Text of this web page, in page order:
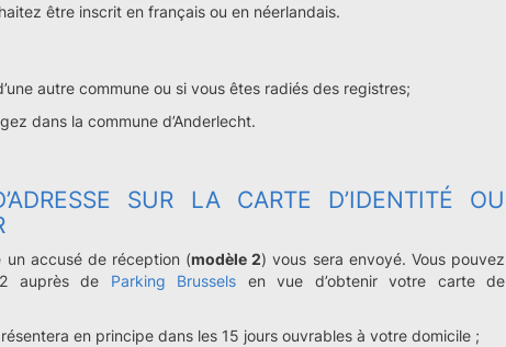
être inscrit en français ou en néerlandais.
autre commune ou si vous êtes radiés des registres;
dans la commune d’Anderlecht.
SUR LA CARTE D’IDENTITÉ OU
un accusé de réception (modèle 2) vous sera envoyé. Vous pouvez
auprès de Parking Brussels en vue d’obtenir votre carte de
en principe dans les 15 jours ouvrables à votre domicile ;